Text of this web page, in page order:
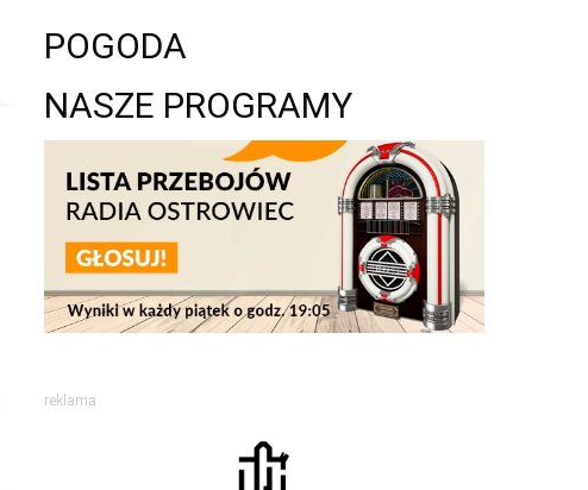
POGODA
NASZE PROGRAMY
reklama